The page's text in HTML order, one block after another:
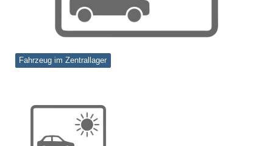
Fahrzeug im Zentrallager